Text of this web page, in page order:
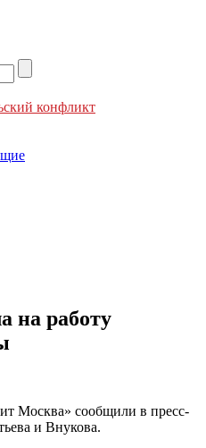
конфликт
на работу
Москва» сообщили в пресс-
и Внукова.